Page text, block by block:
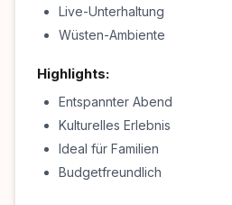
Live-Unterhaltung
Wüsten-Ambiente
Highlights:
Entspannter Abend
Kulturelles Erlebnis
Ideal für Familien
Budgetfreundlich